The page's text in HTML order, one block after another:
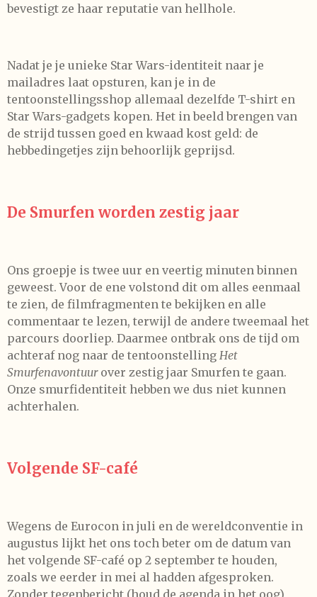
bevestigt ze haar reputatie van hellhole.
Nadat je je unieke Star Wars-identiteit naar je
mailadres laat opsturen, kan je in de
tentoonstellingsshop allemaal dezelfde T-shirt en
Star Wars-gadgets kopen. Het in beeld brengen van
de strijd tussen goed en kwaad kost geld: de
hebbedingetjes zijn behoorlijk geprijsd.
De Smurfen worden zestig jaar
Ons groepje is twee uur en veertig minuten binnen
geweest. Voor de ene volstond dit om alles eenmaal
te zien, de filmfragmenten te bekijken en alle
commentaar te lezen, terwijl de andere tweemaal het
parcours doorliep. Daarmee ontbrak ons de tijd om
achteraf nog naar de tentoonstelling Het
Smurfenavontuurover zestig jaar Smurfen te gaan.
Onze smurfidentiteit hebben we dus niet kunnen
achterhalen.
Volgende SF-café
Wegens de Eurocon in juli en de wereldconventie in
augustus lijkt het ons toch beter om de datum van
het volgende SF-café op 2 september te houden,
zoals we eerder in mei al hadden afgesproken.
Zonder tegenbericht (houd de agenda in het oog)